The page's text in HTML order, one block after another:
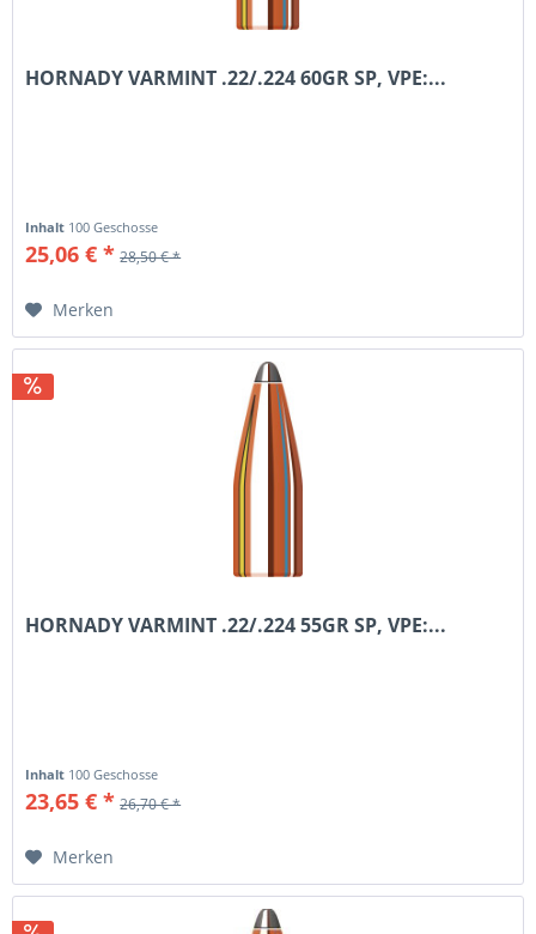
HORNADY VARMINT .22/.224 60GR SP, VPE:...
Inhalt 100 Geschosse
25,06 € * 28,50 € *
Merken
HORNADY VARMINT .22/.224 55GR SP, VPE:...
Inhalt 100 Geschosse
23,65 € * 26,70 € *
Merken